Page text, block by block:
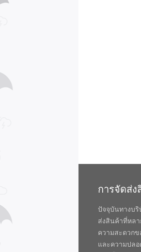
การจัดส่ง
ปัจจุบันทางบ
ส่งสินค้าที่หลา
ความสะดวกข
และความปล